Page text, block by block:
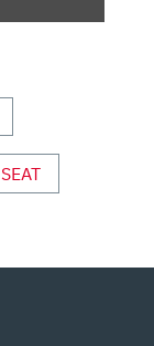
SEAT